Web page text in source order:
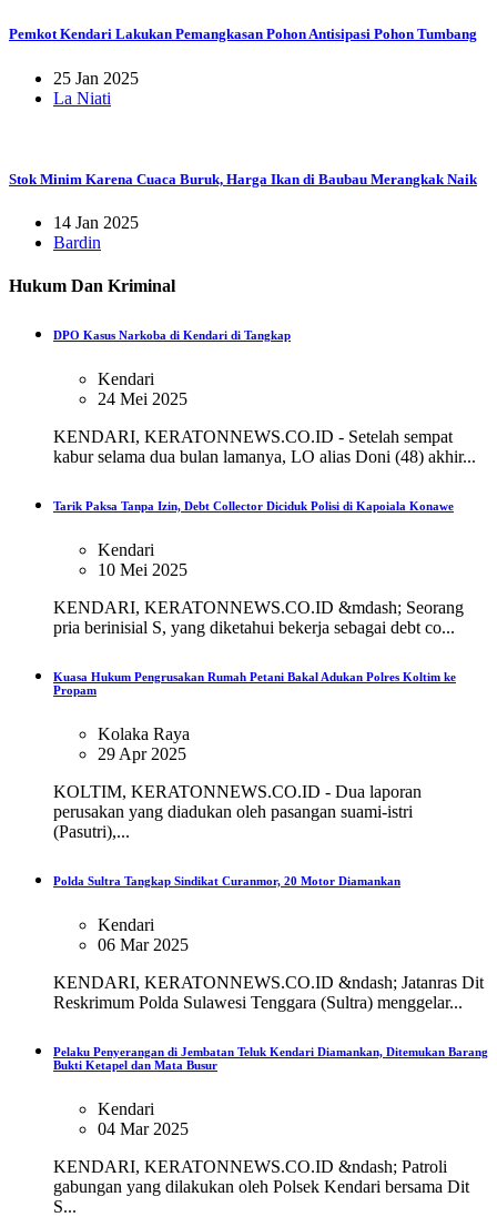
Pemkot Kendari Lakukan Pemangkasan Pohon Antisipasi Pohon Tumbang
25 Jan 2025
La Niati
Stok Minim Karena Cuaca Buruk, Harga Ikan di Baubau Merangkak Naik
14 Jan 2025
Bardin
Hukum Dan Kriminal
DPO Kasus Narkoba di Kendari di Tangkap
Kendari
24 Mei 2025
KENDARI, KERATONNEWS.CO.ID - Setelah sempat
kabur selama dua bulan lamanya, LO alias Doni (48) akhir...
Tarik Paksa Tanpa Izin, Debt Collector Diciduk Polisi di Kapoiala Konawe
Kendari
10 Mei 2025
KENDARI, KERATONNEWS.CO.ID &mdash; Seorang
pria berinisial S, yang diketahui bekerja sebagai debt co...
Kuasa Hukum Pengrusakan Rumah Petani Bakal Adukan Polres Koltim ke
Propam
Kolaka Raya
29 Apr 2025
KOLTIM, KERATONNEWS.CO.ID - Dua laporan
perusakan yang diadukan oleh pasangan suami-istri
(Pasutri),...
Polda Sultra Tangkap Sindikat Curanmor, 20 Motor Diamankan
Kendari
06 Mar 2025
KENDARI, KERATONNEWS.CO.ID &ndash; Jatanras Dit
Reskrimum Polda Sulawesi Tenggara (Sultra) menggelar...
Pelaku Penyerangan di Jembatan Teluk Kendari Diamankan, Ditemukan Barang
Bukti Ketapel dan Mata Busur
Kendari
04 Mar 2025
KENDARI, KERATONNEWS.CO.ID &ndash; Patroli
gabungan yang dilakukan oleh Polsek Kendari bersama Dit
S...